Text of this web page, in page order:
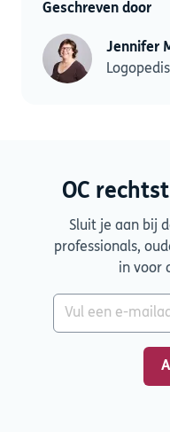
Geschreven door
Jennifer
OC
Sluit je aan bij
professionals,
in voor